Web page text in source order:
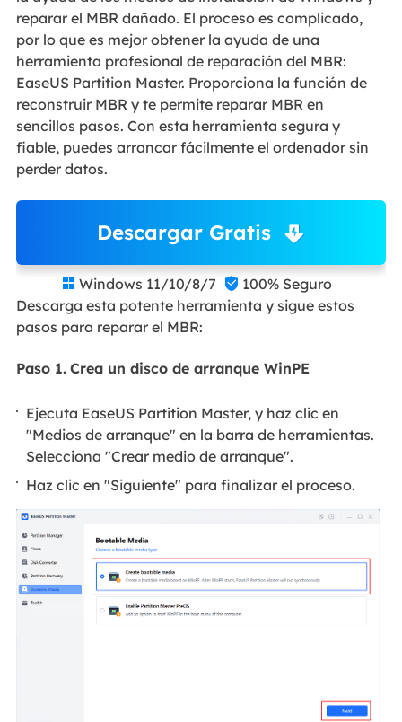
reparar el MBR dañado. El proceso es complicado,
por lo que es mejor obtener la ayuda de una
herramienta profesional de reparación del MBR:
EaseUS Partition Master. Proporciona la función de
reconstruir MBR y te permite reparar MBR en
sencillos pasos. Con esta herramienta segura y
fiable, puedes arrancar fácilmente el ordenador sin
perder datos.
Descargar Gratis
 Windows 11/10/8/7  100% Seguro
Descarga esta potente herramienta y sigue estos
pasos para reparar el MBR:
Paso 1. Crea un disco de arranque WinPE
Ejecuta EaseUS Partition Master, y haz clic en
"Medios de arranque" en la barra de herramientas.
Selecciona "Crear medio de arranque".
Haz clic en "Siguiente" para finalizar el proceso.